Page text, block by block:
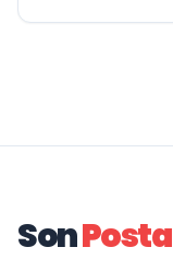
SonPosta